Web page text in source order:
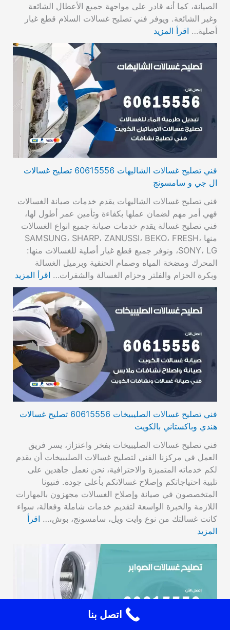
الصيانة، كما أنه قادر على مواجهة جميع الأعطال الشائعة
وغير الشائعة. ويوفر فني تصليح غسالات السلام قطع غيار
أصلية… اقرأ المزيد
فني تصليح غسالات الشاليهات 60615556 تصليح غسالات
ال جي و سامسونج
فني تصليح غسالات الشاليهات يقدم خدمات صيانة الغسالات
فهي أمر مهم لضمان عملها بكفاءة وتأمين عمر أطول لها،
فني تصليح غسالة يقدم خدمات صيانة جميع انواع الغسالات
منها SAMSUNG، SHARP، ZANUSSI، BEKO، FRESH،
SONY، LG، ونوفر جميع قطع غيار أصلية للغسالات منها:
المحرك ومضخة المياه وصمام الحنفية وبرميل الغسالة
وبكرة الحزام والفلتر وحزام الغسالة والشفرات… اقرأ المزيد
فني تصليح غسالات الصليبيخات 60615556 تصليح غسالات
هندي وباكستاني بالكويت
فني تصليح غسالات الصليبيخات بفخر واعتزاز، يسر فريق
العمل في مركزنا الفني لتصليح غسالات الصليبيخات أن يقدم
لكم خدماته المتميزة والاحترافية، نحن نعمل جاهدين على
تلبية احتياجاتكم وإصلاح غسالاتكم بأعلى جودة. فنيونا
المتخصصون في صيانة وإصلاح الغسالات مجهزون بالمهارات
اللازمة والخبرة الواسعة لتقديم خدمات شاملة وفعالة، سواء
كانت غسالتك من نوع وايت ويل، سامسونج، بوش،… اقرأ
المزيد
اتصل بنا